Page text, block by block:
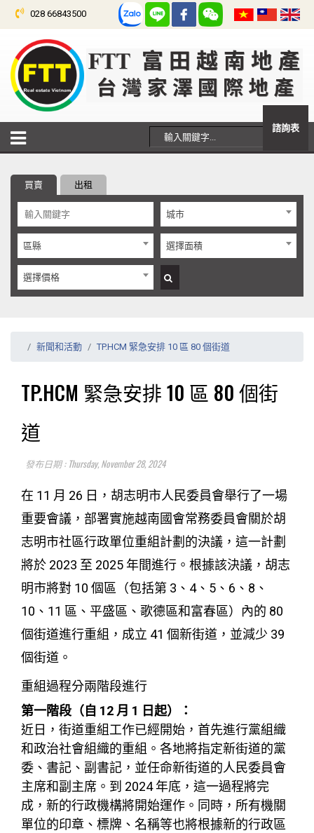
028 66843500
買賣 出租
城市
區縣 選擇面積
選擇價格
新聞和活動 TP.HCM 緊急安排 10 區 80 個街道
TP.HCM 緊急安排 10 區 80 個街
道
發布日期 : Thursday, November 28, 2024
在 11 月 26 日，胡志明市人民委員會舉行了一場
重要會議，部署實施越南國會常務委員會關於胡
志明市社區行政單位重組計劃的決議，這一計劃
將於 2023 至 2025 年間進行。根據該決議，胡志
明市將對 10 個區（包括第 3、4、5、6、8、
10、11 區、平盛區、歌德區和富春區）內的 80
個街道進行重組，成立 41 個新街道，並減少 39
個街道。
重組過程分兩階段進行
第一階段（自 12 月 1 日起）：
近日，街道重組工作已經開始，首先進行黨組織
和政治社會組織的重組。各地將指定新街道的黨
委、書記、副書記，並任命新街道的人民委員會
主席和副主席。到 2024 年底，這一過程將完
成，新的行政機構將開始運作。同時，所有機關
單位的印章、標牌、名稱等也將根據新的行政區
諮詢表